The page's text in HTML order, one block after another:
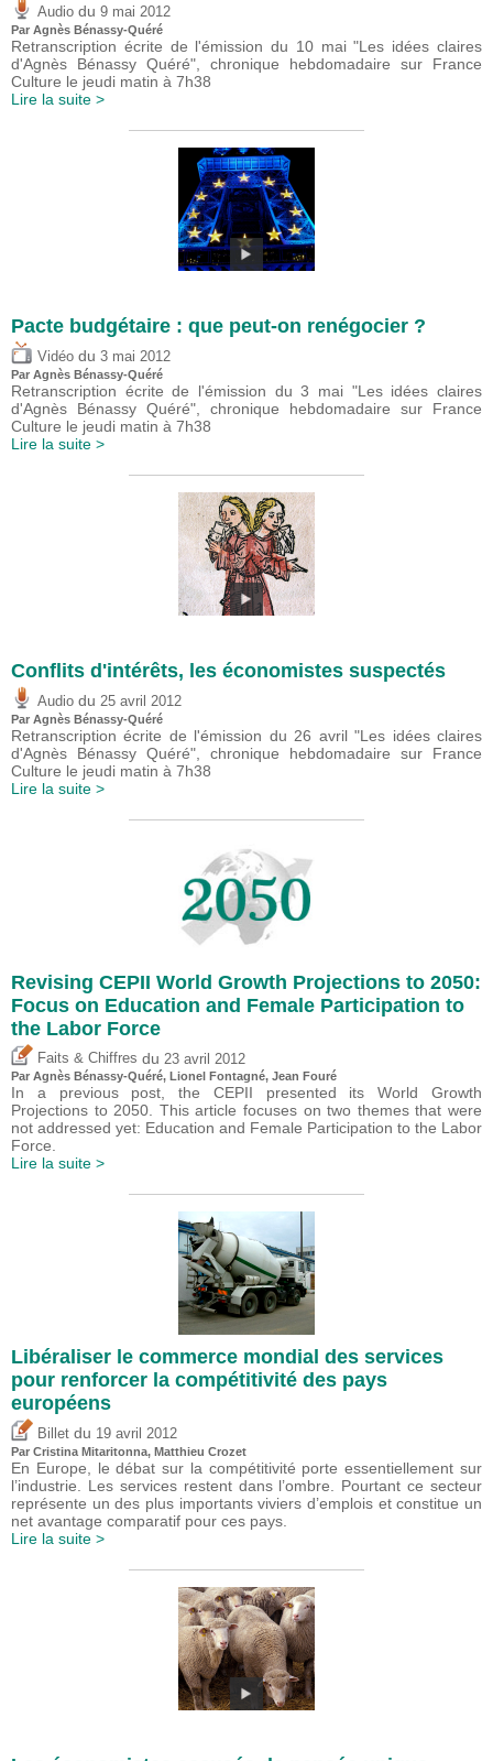
Audio du 9 mai 2012
Par Agnès Bénassy-Quéré
Retranscription écrite de l'émission du 10 mai "Les idées claires
d'Agnès Bénassy Quéré", chronique hebdomadaire sur France
Culture le jeudi matin à 7h38
Lire la suite >
Pacte budgétaire : que peut-on renégocier ?
Vidéo du 3 mai 2012
Par Agnès Bénassy-Quéré
Retranscription écrite de l'émission du 3 mai "Les idées claires
d'Agnès Bénassy Quéré", chronique hebdomadaire sur France
Culture le jeudi matin à 7h38
Lire la suite >
Conflits d'intérêts, les économistes suspectés
Audio du 25 avril 2012
Par Agnès Bénassy-Quéré
Retranscription écrite de l'émission du 26 avril "Les idées claires
d'Agnès Bénassy Quéré", chronique hebdomadaire sur France
Culture le jeudi matin à 7h38
Lire la suite >
Revising CEPII World Growth Projections to 2050:
Focus on Education and Female Participation to
the Labor Force
Faits & Chiffres du 23 avril 2012
Par Agnès Bénassy-Quéré, Lionel Fontagné, Jean Fouré
In a previous post, the CEPII presented its World Growth
Projections to 2050. This article focuses on two themes that were
not addressed yet: Education and Female Participation to the Labor
Force.
Lire la suite >
Libéraliser le commerce mondial des services
pour renforcer la compétitivité des pays
européens
Billet du 19 avril 2012
Par Cristina Mitaritonna, Matthieu Crozet
En Europe, le débat sur la compétitivité porte essentiellement sur
l’industrie. Les services restent dans l’ombre. Pourtant ce secteur
représente un des plus importants viviers d’emplois et constitue un
net avantage comparatif pour ces pays.
Lire la suite >